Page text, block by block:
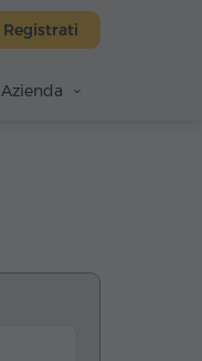
Registrati
Azienda